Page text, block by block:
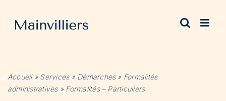
contenu
Accueil» Services» Démarches» Formalités
administratives» Formalités – Particuliers